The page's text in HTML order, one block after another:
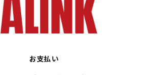
お支払い